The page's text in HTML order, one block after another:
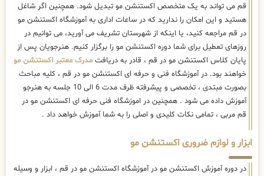
قم می تواند به یک متخصص اکستنشن مو تبدیل شود. همچنین اگر شاغل
هستید و این امکان را ندارید که در ساعات اداری به آموزشگاه اکستنشن مو
در قم مراجعه کنید، یا اینکه از شهرستان تشریف می آورید، می توانیم در
روزهای تعطیل برای شما دوره اکستنشن مو را برگزار کنیم. هنرجویان پس از
پایان کلاس اکستنشن مو در قم ، قادر به دریافت مدرک معتبر اکستنشن مو
خواهند بود. در آموزشگاه فنی و حرفه ای اکستنشن مو در قم ، کلیه مباحث
بصورت مبتدی ، تخصصی و پیشرفته ظرف مدت 6 الی 10 جلسه به هنرجو
آموزش داده می شود . همچنین در اموزشگاه فنی حرفه ای اکستنشن مو در
قم مربی ، تمامی نکات کلیدی و اصلی را به شما آموزش خواهد داد .
ابزار و لوازم ضروری اکستنشن مو
در دوره آموزش اکستنشن مو در آموزشگاه اکستنشن مو در قم ، ابزار و وسیله